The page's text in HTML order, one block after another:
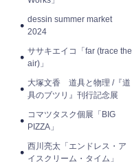
dessin summer market
2024
ササキエイコ「far (trace the
air)」
大塚文香 道具と物理 /『道
具のブツリ』刊行記念展
コマツタスク個展「BIG
PIZZA」
西川亮太「エンドレス・ア
イスクリーム・タイム」